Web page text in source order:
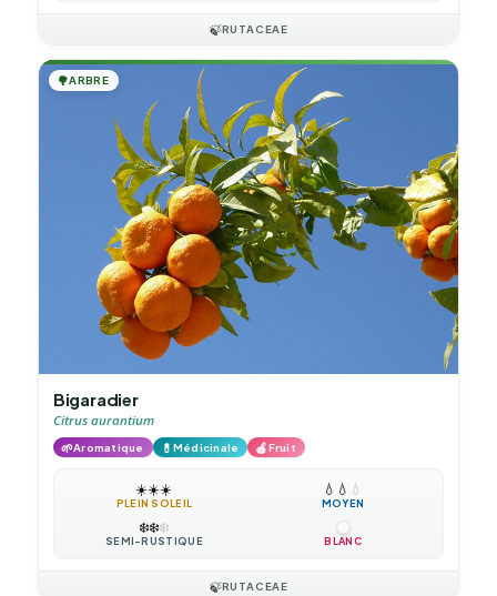
🍃RUTACEAE
🌳ARBRE
Bigaradier
Citrus aurantium
🌱Aromatique 💊 Médicinale 🍎Fruit
☀️☀️☀️
PLEIN SOLEIL
💧 💧 💧
MOYEN
❄️❄️❄️
SEMI-RUSTIQUE BLANC
🍃RUTACEAE